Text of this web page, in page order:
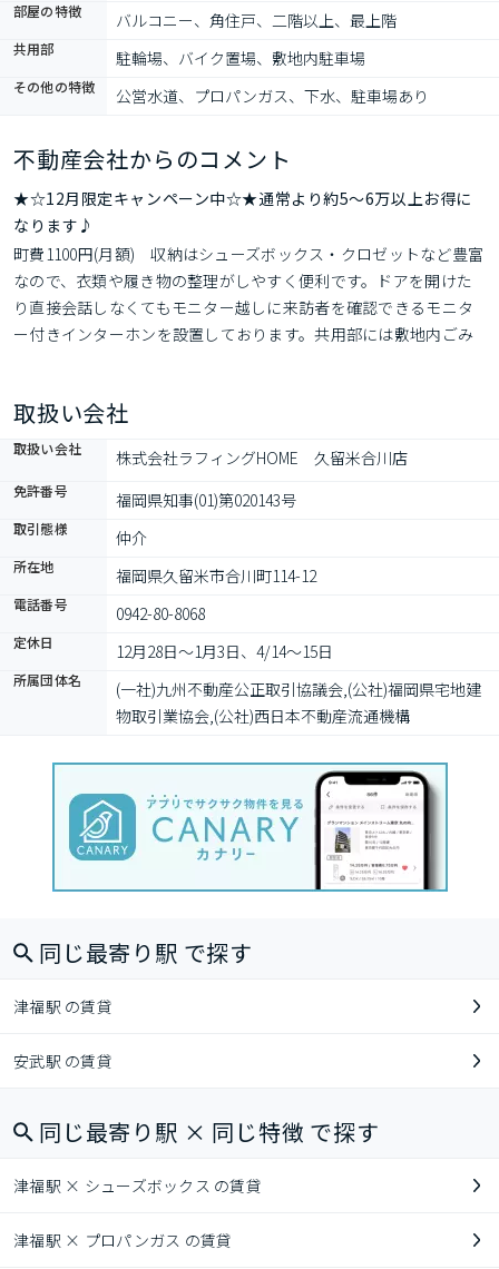
部屋の特徴 バルコニー、角住戸、二階以上、最上階
共用部 駐輪場、バイク置場、敷地内駐車場
その他の特徴 公営水道、プロパンガス、下水、駐車場あり
不動産会社からのコメント
★☆12月限定キャンペーン中☆★通常より約5〜6万以上お得に
なります♪
町費1100円(月額)　収納はシューズボックス・クロゼットなど豊富
なので、衣類や履き物の整理がしやすく便利です。ドアを開けた
り直接会話しなくてもモニター越しに来訪者を確認できるモニタ
ー付きインターホンを設置しております。共用部には敷地内ごみ
面台があります。統一感があるシステムキッチン付き
取扱い会社
取扱い会社 株式会社ラフィングHOME　久留米合川店
免許番号 福岡県知事(01)第020143号
取引態様 仲介
所在地 福岡県久留米市合川町114-12
電話番号 0942-80-8068
定休日 12月28日〜1月3日、4/14〜15日
所属団体名
(一社)九州不動産公正取引協議会,(公社)福岡県宅地建
物取引業協会,(公社)西日本不動産流通機構
同じ最寄り駅 で探す
津福駅 の賃貸
安武駅 の賃貸
同じ最寄り駅 × 同じ特徴 で探す
津福駅 × シューズボックス の賃貸
津福駅 × プロパンガス の賃貸